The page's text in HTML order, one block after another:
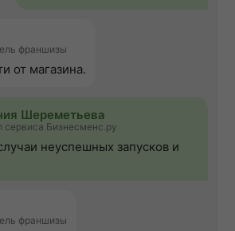
франшизы
от магазина.
Шереметьева
сервиса Бизнесменс.ру
неуспешных запусков и
франшизы